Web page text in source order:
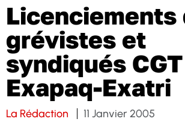
Licenciements
grévistes et
syndiqués
Exapaq-Exatri
La Rédaction 11 Janvier 2005